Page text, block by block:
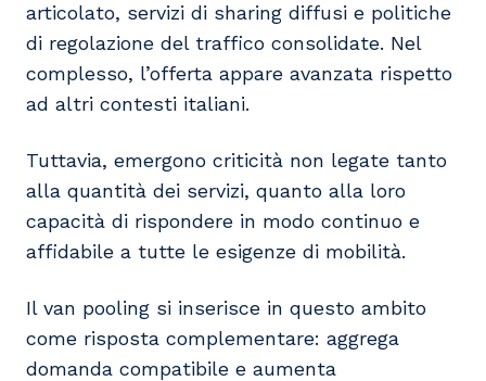
articolato, servizi di sharing diffusi e politiche
di regolazione del traffico consolidate. Nel
complesso, l’offerta appare avanzata rispetto
ad altri contesti italiani.
Tuttavia, emergono criticità non legate tanto
alla quantità dei servizi, quanto alla loro
capacità di rispondere in modo continuo e
affidabile a tutte le esigenze di mobilità.
Il van pooling si inserisce in questo ambito
come risposta complementare: aggrega
domanda compatibile e aumenta